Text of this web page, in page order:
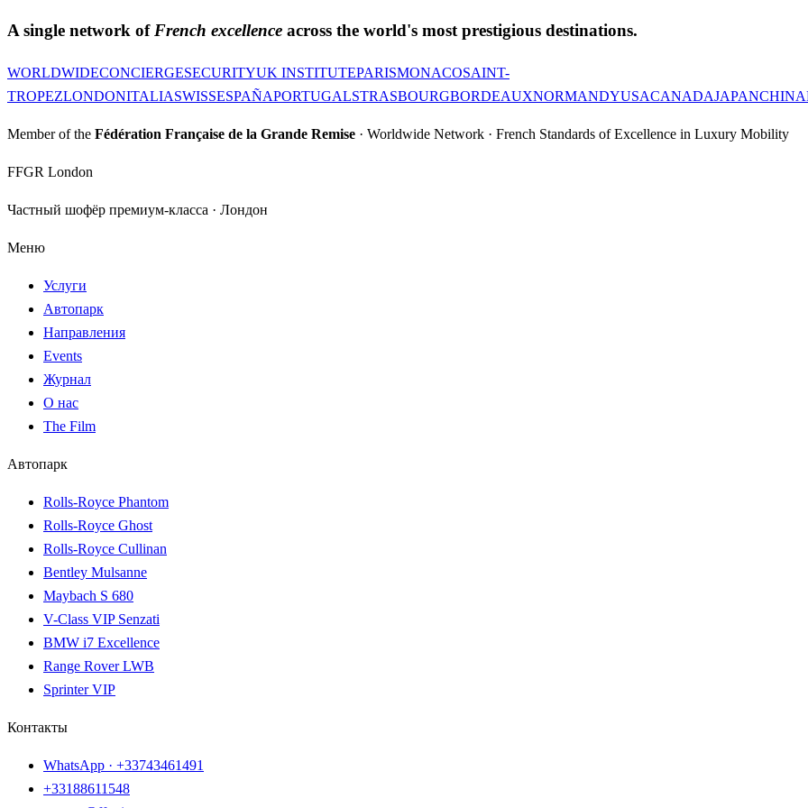
A single network of French excellence across the world's most prestigious destinations.
WORLDWIDECONCIERGESECURITYUK INSTITUTEPARISMONACOSAINT-
TROPEZLONDONITALIASWISSESPAÑAPORTUGALSTRASBOURGBORDEAUXNORMANDYUSACANADAJAPANCHINA
Member of the Fédération Française de la Grande Remise · Worldwide Network · French Standards of Excellence in Luxury Mobility
FFGR London
Частный шофёр премиум-класса · Лондон
Меню
Услуги
Автопарк
Направления
Events
Журнал
О нас
The Film
Автопарк
Rolls-Royce Phantom
Rolls-Royce Ghost
Rolls-Royce Cullinan
Bentley Mulsanne
Maybach S 680
V-Class VIP Senzati
BMW i7 Excellence
Range Rover LWB
Sprinter VIP
Контакты
WhatsApp · +33743461491
+33188611548